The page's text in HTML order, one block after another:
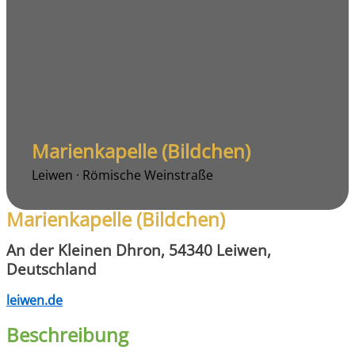
Marienkapelle (Bildchen)
Leiwen · Römische Weinstraße
Marienkapelle (Bildchen)
An der Kleinen Dhron, 54340 Leiwen,
Deutschland
leiwen.de
Beschreibung